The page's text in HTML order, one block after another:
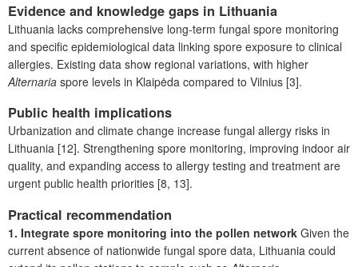
Evidence and knowledge gaps in Lithuania
Lithuania lacks comprehensive long-term fungal spore monitoring
and specific epidemiological data linking spore exposure to clinical
allergies. Existing data show regional variations, with higher
Alternaria spore levels in Klaipėda compared to Vilnius [3].
Public health implications
Urbanization and climate change increase fungal allergy risks in
Lithuania [12]. Strengthening spore monitoring, improving indoor air
quality, and expanding access to allergy testing and treatment are
urgent public health priorities [8, 13].
Practical recommendation
1. Integrate spore monitoring into the pollen network Given the
current absence of nationwide fungal spore data, Lithuania could